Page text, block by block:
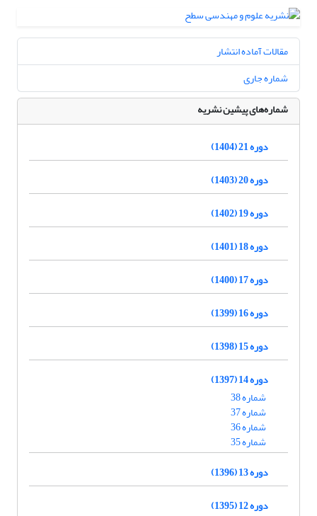
مقالات آماده انتشار
شماره جاری
شماره‌های پیشین نشریه
دوره 21 (1404)
دوره 20 (1403)
دوره 19 (1402)
دوره 18 (1401)
دوره 17 (1400)
دوره 16 (1399)
دوره 15 (1398)
دوره 14 (1397)
شماره 38
شماره 37
شماره 36
شماره 35
دوره 13 (1396)
دوره 12 (1395)